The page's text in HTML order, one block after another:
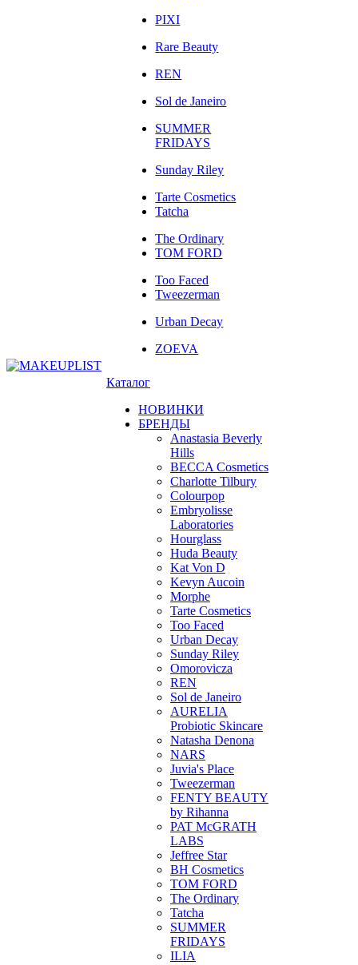
PIXI
Rare Beauty
REN
Sol de Janeiro
SUMMER
FRIDAYS
Sunday Riley
Tarte Cosmetics
Tatcha
The Ordinary
TOM FORD
Too Faced
Tweezerman
Urban Decay
ZOEVA
Каталог
НОВИНКИ
БРЕНДЫ
Anastasia Beverly
Hills
BECCA Cosmetics
Charlotte Tilbury
Colourpop
Embryolisse
Laboratories
Hourglass
Huda Beauty
Kat Von D
Kevyn Aucoin
Morphe
Tarte Cosmetics
Too Faced
Urban Decay
Sunday Riley
Omorovicza
REN
Sol de Janeiro
AURELIA
Probiotic Skincare
Natasha Denona
NARS
Juvia's Place
Tweezerman
FENTY BEAUTY
by Rihanna
PAT McGRATH
LABS
Jeffree Star
BH Cosmetics
TOM FORD
The Ordinary
Tatcha
SUMMER
FRIDAYS
ILIA